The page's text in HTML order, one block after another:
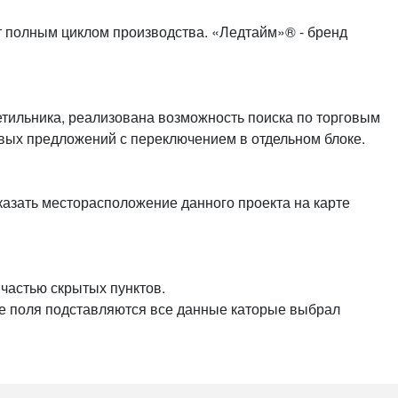
полным циклом производства. «Ледтайм»® - бренд
реализована возможность поиска по торговым
предложений с переключением в отдельном блоке.
месторасположение данного проекта на карте
скрытых пунктов.
поля подставляются все данные каторые выбрал